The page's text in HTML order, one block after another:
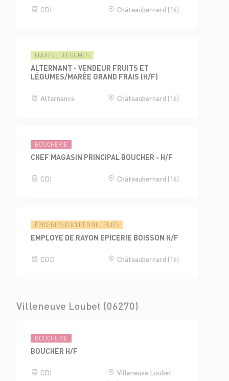
CDI Châteaubernard (16)
FRUITS ET LÉGUMES
ALTERNANT - VENDEUR FRUITS ET
LÉGUMES/MARÉE GRAND FRAIS (H/F)
Alternance Châteaubernard (16)
BOUCHERIE
CHEF MAGASIN PRINCIPAL BOUCHER - H/F
CDI Châteaubernard (16)
ÉPICERIES D'ICI ET D'AILLEURS
EMPLOYE DE RAYON EPICERIE BOISSON H/F
CDD Châteaubernard (16)
Villeneuve Loubet (06270)
BOUCHERIE
BOUCHER H/F
CDI
Villeneuve Loubet